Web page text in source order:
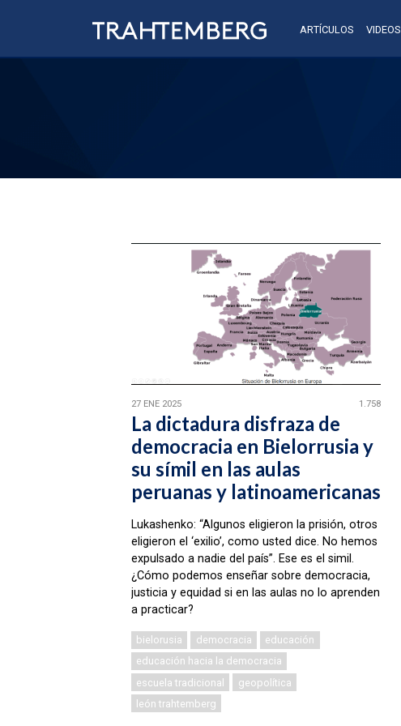
ARTÍCULOS VIDEOS
27 ENE 2025 1.758
La dictadura disfraza de
democracia en Bielorrusia y
su símil en las aulas
peruanas y latinoamericanas
Lukashenko: “Algunos eligieron la prisión, otros
eligieron el ‘exilio’, como usted dice. No hemos
expulsado a nadie del país”. Ese es el simil.
¿Cómo podemos enseñar sobre democracia,
justicia y equidad si en las aulas no lo aprenden
a practicar?
bielorusia democracia
educación
educación hacia la democracia
escuela tradicional
geopolítica
león trahtemberg